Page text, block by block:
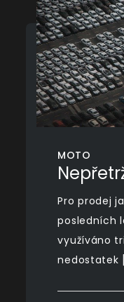
MOTO
Pro prodej
posledních
využíváno
nedostatek